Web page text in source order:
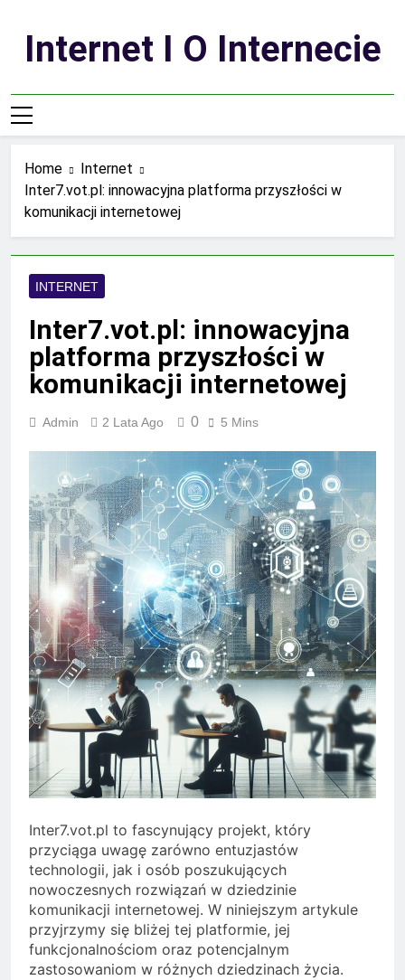
contentInternet I O Internecie
Home
Internet
Inter7.vot.pl: innowacyjna platforma przyszłości w
komunikacji internetowej
INTERNET
Inter7.vot.pl: innowacyjna
platforma przyszłości w
komunikacji internetowej
Admin 2 Lata Ago 0 5 Mins
Inter7.vot.pl to fascynujący projekt, który
przyciąga uwagę zarówno entuzjastów
technologii, jak i osób poszukujących
nowoczesnych rozwiązań w dziedzinie
komunikacji internetowej. W niniejszym artykule
przyjrzymy się bliżej tej platformie, jej
funkcjonalnościom oraz potencjalnym
zastosowaniom w różnych dziedzinach życia.